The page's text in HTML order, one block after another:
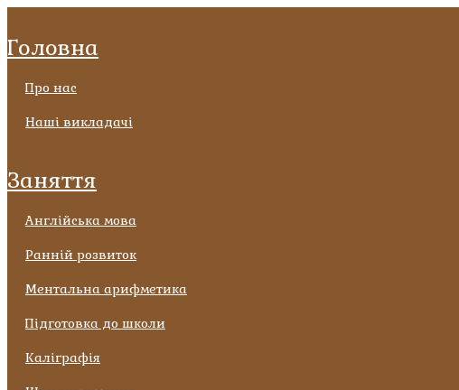
головна
про нас
наші викладачі
заняття
англійська мова
ранній розвиток
ментальна арифметика
підготовка до школи
каліграфія